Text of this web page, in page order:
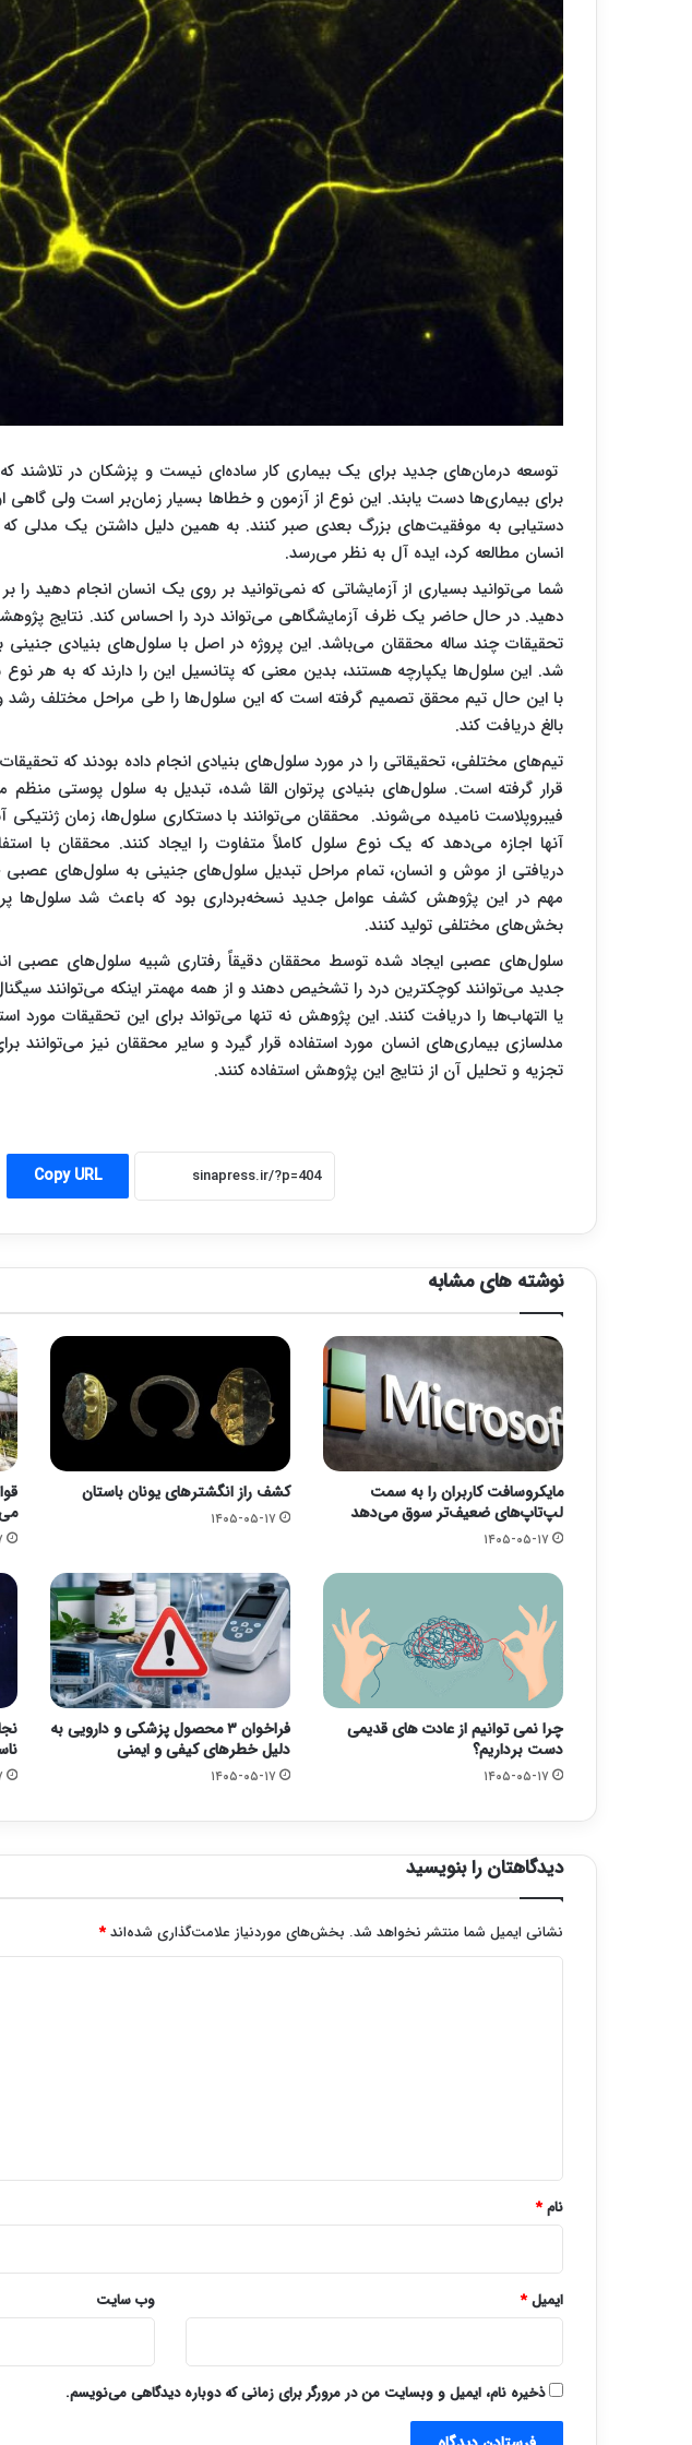
توسعه درمان‌های جدید برای یک بیماری کار ساده‌ای نیست و پزشکان در تلاشند
برای بیماری‌ها دست یابند. این نوع از آزمون و خطاها بسیار زمان‌بر است ولی گاهی
دستیابی به موفقیت‌های بزرگ بعدی صبر کنند. به همین دلیل داشتن یک مدلی که
انسان مطالعه کرد، ایده آل به نظر می‌رسد.
شما می‌توانید بسیاری از آزمایشاتی که نمی‌توانید بر روی یک انسان انجام دهید
دهید. در حال حاضر یک ظرف آزمایشگاهی می‌تواند درد را احساس کند. نتایج
تحقیقات چند ساله محققان می‌باشد. این پروژه در اصل با سلول‌های بنیادی
شد. این سلول‌ها یکپارچه هستند، بدین معنی که پتانسیل این را دارند که به هر
با این حال تیم محقق تصمیم گرفته است که این سلول‌ها را طی مراحل مختلف رشد
بالغ دریافت کند.
تیم‌های مختلفی، تحقیقاتی را در مورد سلول‌های بنیادی انجام داده بودند که
قرار گرفته است. سلول‌های بنیادی پرتوان القا شده، تبدیل به سلول پوستی
فیبروپلاست نامیده می‌شوند. محققان می‌توانند با دستکاری سلول‌ها، زمان ژنتیکی
آنها اجازه می‌دهد که یک نوع سلول کاملاً متفاوت را ایجاد کنند. محققان با
دریافتی از موش و انسان، تمام مراحل تبدیل سلول‌های جنینی به سلول‌های عصبی
مهم در این پژوهش کشف عوامل جدید نسخه‌برداری بود که باعث شد سلول‌ها
بخش‌های مختلفی تولید کنند.
سلول‌های عصبی ایجاد شده توسط محققان دقیقاً رفتاری شبیه سلول‌های عصبی
جدید می‌توانند کوچکترین درد را تشخیص دهند و از همه مهمتر اینکه می‌توانند
یا التهاب‌ها را دریافت کنند. این پژوهش نه تنها می‌تواند برای این تحقیقات مورد
مدلسازی بیماری‌های انسان مورد استفاده قرار گیرد و سایر محققان نیز می‌توانند
تجزیه و تحلیل آن از نتایج این پژوهش استفاده کنند.
Copy URL
نوشته های مشابه
مایکروسافت کاربران را به سمت
لپ‌تاپ‌های ضعیف‌تر سوق می‌دهد
۱۴۰۵-۰۵-۱۷
کشف راز انگشترهای یونان باستان
۱۴۰۵-۰۵-۱۷
چرا نمی توانیم از عادت های قدیمی
دست برداریم؟
۱۴۰۵-۰۵-۱۷
فراخوان ۳ محصول پزشکی و دارویی به
دلیل خطرهای کیفی و ایمنی
۱۴۰۵-۰۵-۱۷
دیدگاهتان را بنویسید
نشانی ایمیل شما منتشر نخواهد شد. بخش‌های موردنیاز علامت‌گذاری شده‌اند*
نام*
ایمیل* وب‌ سایت
ذخیره نام، ایمیل و وبسایت من در مرورگر برای زمانی که دوباره دیدگاهی می‌نویسم.